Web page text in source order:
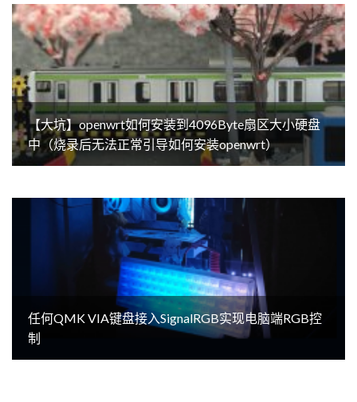
【大坑】openwrt如何安装到4096Byte扇区大小硬盘
中（烧录后无法正常引导如何安装openwrt）
任何QMK VIA键盘接入SignalRGB实现电脑端RGB控
制